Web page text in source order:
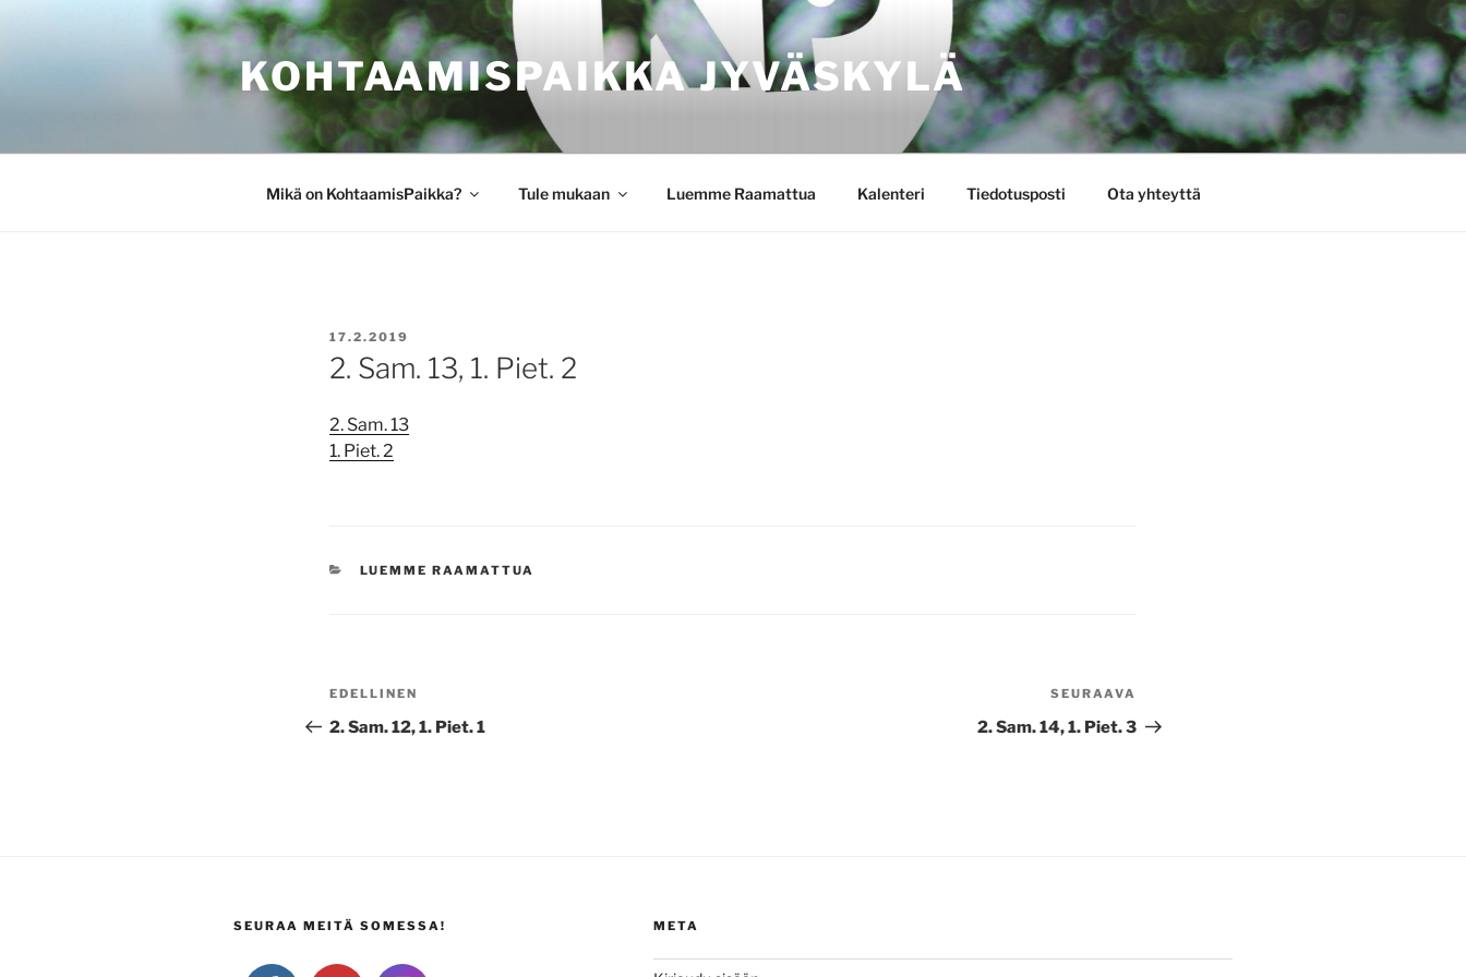
KOHTAAMISPAIKKA JYVÄSKYLÄ
Mikä on KohtaamisPaikka? Tule mukaan Luemme Raamattua Kalenteri Tiedotusposti Ota yhteyttä
JULKAISTU
17.2.2019
2. Sam. 13, 1. Piet. 2
2. Sam. 13
1. Piet. 2
KATEGORIAT
LUEMME RAAMATTUA
Artikkelien
selaus
Edellinen
artikkeli
EDELLINEN
2. Sam. 12, 1. Piet. 1
artikkeli
SEURAAVA
2. Sam. 14, 1. Piet. 3
SEURAA MEITÄ SOMESSA! META